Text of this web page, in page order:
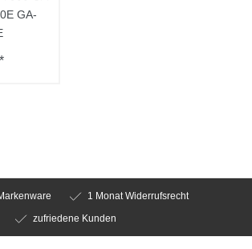
GA-
1 Monat Widerrufsrecht
zufriedene Kunden